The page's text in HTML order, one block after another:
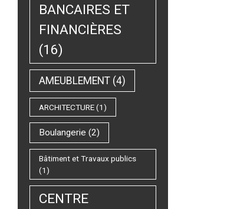
BANCAIRES ET
FINANCIÈRES
(16)
AMEUBLEMENT (4)
ARCHITECTURE(1)
Boulangerie (2)
Bâtiment et Travaux publics
(1)
CENTRE